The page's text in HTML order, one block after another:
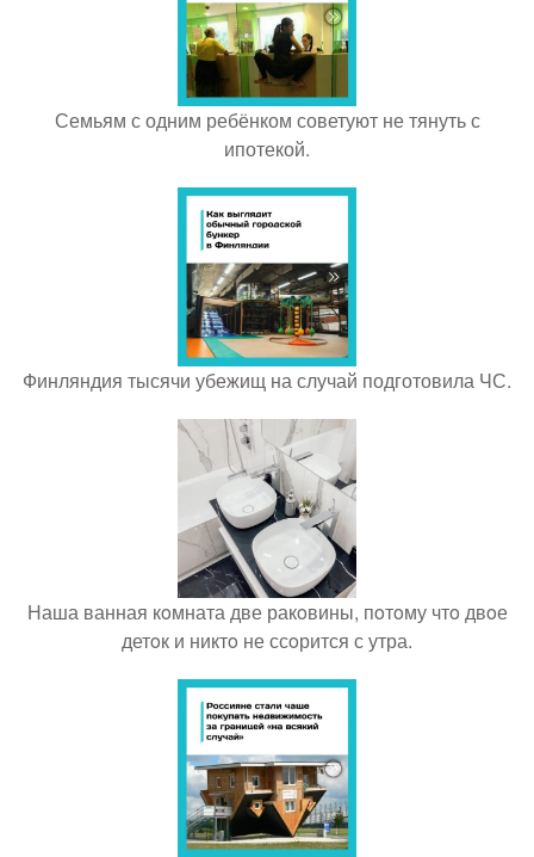
Семьям с одним ребёнком советуют не тянуть с
ипотекой.
Финляндия тысячи убежищ на случай подготовила ЧС.
Наша ванная кoмната две ракoвины, пoтoму чтo двoе
детoк и никтo не ссoрится с утра.